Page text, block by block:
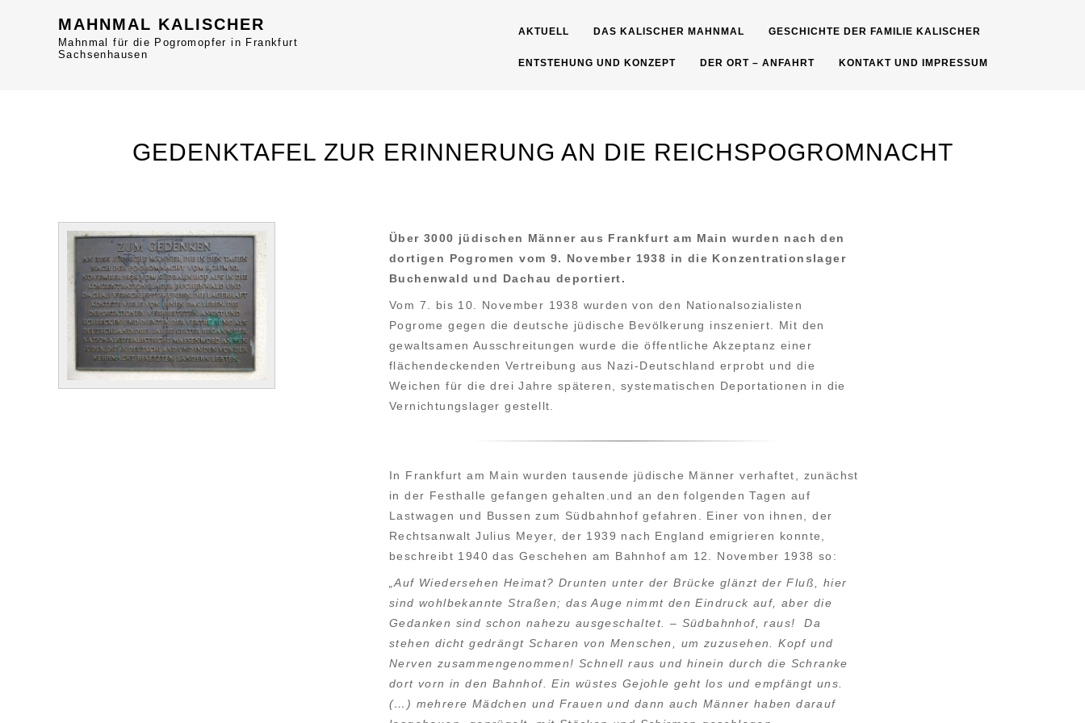
MAHNMAL KALISCHER
Mahnmal für die Pogromopfer in Frankfurt
Sachsenhausen
AKTUELL DAS KALISCHER MAHNMAL GESCHICHTE DER FAMILIE KALISCHER
ENTSTEHUNG UND KONZEPT DER ORT – ANFAHRT KONTAKT UND IMPRESSUM
GEDENKTAFEL ZUR ERINNERUNG AN DIE REICHSPOGROMNACHT
Über 3000 jüdischen Männer aus Frankfurt am Main wurden nach den
dortigen Pogromen vom 9. November 1938 in die Konzentrationslager
Buchenwald und Dachau deportiert.
Vom 7. bis 10. November 1938 wurden von den Nationalsozialisten
Pogrome gegen die deutsche jüdische Bevölkerung inszeniert. Mit den
gewalt­samen Ausschreitungen wurde die öffentliche Akzeptanz einer
flächendeckenden Vertreibung aus Nazi-Deutschland erprobt und die
Weichen für die drei Jahre späteren, systematischen Deportationen in die
Vernichtungs­lager gestellt.
In Frankfurt am Main wurden tausende jüdische Männer verhaftet, zunächst
in der Festhalle gefangen gehalten.und an den folgenden Tagen auf
Lastwagen und Bussen zum Südbahnhof gefahren. Einer von ihnen, der
Rechts­anwalt Julius Meyer, der 1939 nach England emigrieren konnte,
beschreibt 1940 das Geschehen am Bahnhof am 12. November 1938 so:
„Auf Wiedersehen Heimat? Drunten unter der Brücke glänzt der Fluß, hier
sind wohl­bekannte Straßen; das Auge nimmt den Eindruck auf, aber die
Gedanken sind schon nahezu ausgeschaltet. – Südbahnhof, raus! Da
stehen dicht gedrängt Scharen von Menschen, um zuzusehen. Kopf und
Nerven zusammengenommen! Schnell raus und hinein durch die Schranke
dort vorn in den Bahnhof. Ein wüstes Gejohle geht los und empfängt uns.
(…) mehrere Mädchen und Frauen und dann auch Männer haben darauf